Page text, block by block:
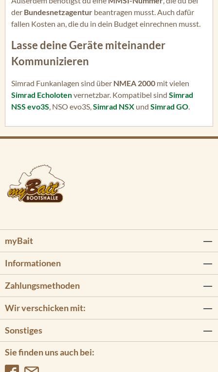
der Bundesnetzagentur beantragen musst. Auch dafür
fallen Kosten an, die du in dein Budget einrechnen musst.
Lasse deine Geräte miteinander
Kommunizieren
Simrad Funkanlagen sind über NMEA 2000 mit vielen
Simrad Echolotenvernetzbar. Kompatibel sind Simrad
NSS evo3S, NSO evo3S,Simrad NSX und Simrad GO.
myBait
Informationen
Sie finden uns auch bei:
Zahlungsmethoden
Wir verschicken mit:
Sonstiges